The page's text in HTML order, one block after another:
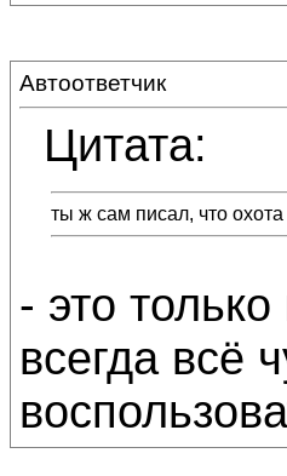
Автоответчик
Цитата:
ты ж сам писал, что
- это
всегда всё